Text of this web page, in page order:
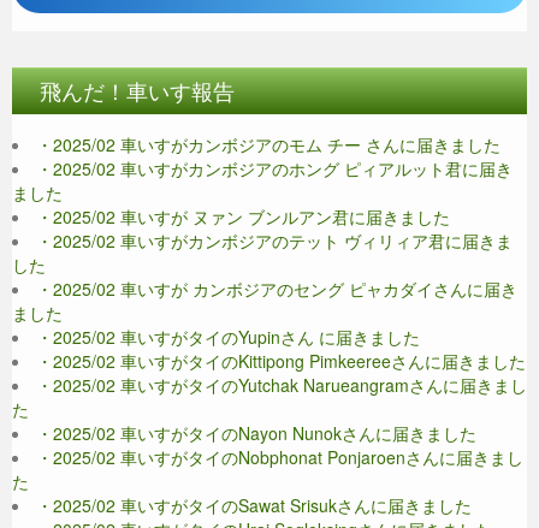
飛んだ！車いす報告
・2025/02 車いすがカンボジアのモム チー さんに届きました
・2025/02 車いすがカンボジアのホング ピィアルット君に届き
ました
・2025/02 車いすが ヌァン ブンルアン君に届きました
・2025/02 車いすがカンボジアのテット ヴィリィア君に届きま
した
・2025/02 車いすが カンボジアのセング ピャカダイさんに届き
ました
・2025/02 車いすがタイのYupinさん に届きました
・2025/02 車いすがタイのKittipong Pimkeereeさんに届きました
・2025/02 車いすがタイのYutchak Narueangramさんに届きまし
た
・2025/02 車いすがタイのNayon Nunokさんに届きました
・2025/02 車いすがタイのNobphonat Ponjaroenさんに届きまし
た
・2025/02 車いすがタイのSawat Srisukさんに届きました